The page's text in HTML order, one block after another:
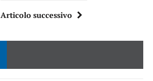
Articolo successivo